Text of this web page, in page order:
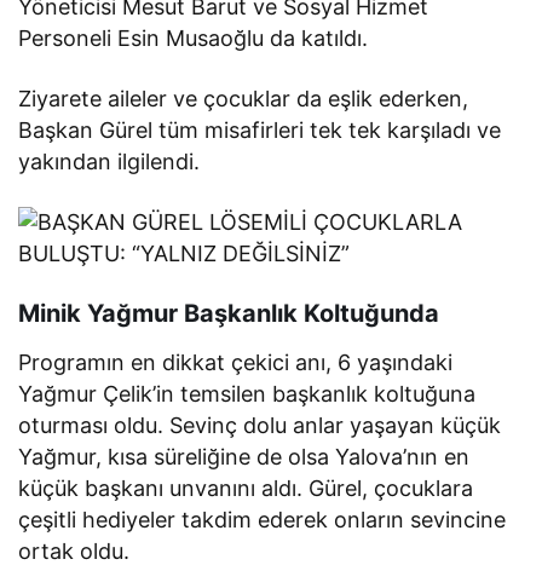
Yöneticisi Mesut Barut ve Sosyal Hizmet
Personeli Esin Musaoğlu da katıldı.
Ziyarete aileler ve çocuklar da eşlik ederken,
Başkan Gürel tüm misafirleri tek tek karşıladı ve
yakından ilgilendi.
Minik Yağmur Başkanlık Koltuğunda
Programın en dikkat çekici anı, 6 yaşındaki
Yağmur Çelik’in temsilen başkanlık koltuğuna
oturması oldu. Sevinç dolu anlar yaşayan küçük
Yağmur, kısa süreliğine de olsa Yalova’nın en
küçük başkanı unvanını aldı. Gürel, çocuklara
çeşitli hediyeler takdim ederek onların sevincine
ortak oldu.